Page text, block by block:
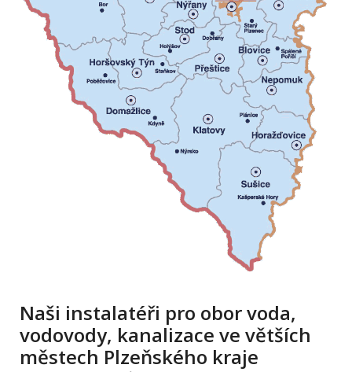
Naši instalatéři pro obor voda,
vodovody, kanalizace ve větších
městech Plzeňského kraje